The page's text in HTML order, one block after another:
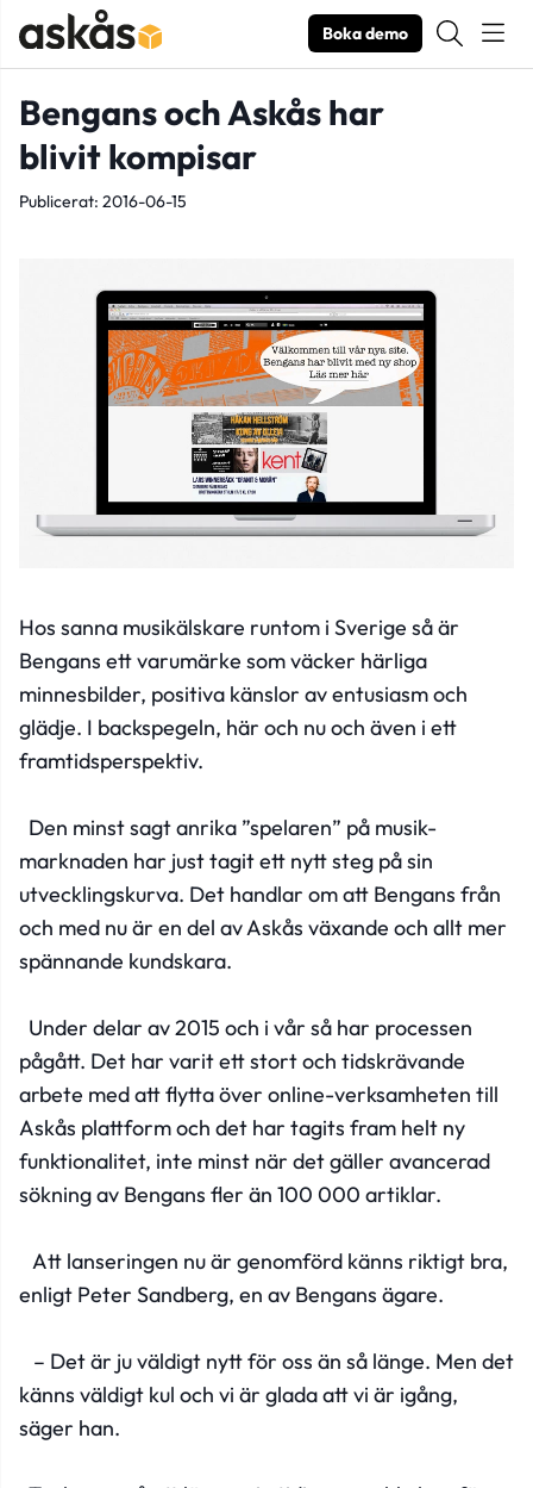
Boka demo
Bengans och Askås har
blivit kompisar
Publicerat: 2016-06-15
Hos sanna musikälskare runtom i Sverige så är
Bengans ett varumärke som väcker härliga
minnesbilder, positiva känslor av entusiasm och
glädje. I backspegeln, här och nu och även i ett
framtidsperspektiv.
Den minst sagt anrika ”spelaren” på musik-
marknaden har just tagit ett nytt steg på sin
utvecklingskurva. Det handlar om att Bengans från
och med nu är en del av Askås växande och allt mer
spännande kundskara.
Under delar av 2015 och i vår så har processen
pågått. Det har varit ett stort och tidskrävande
arbete med att flytta över online-verksamheten till
Askås plattform och det har tagits fram helt ny
funktionalitet, inte minst när det gäller avancerad
sökning av Bengans fler än 100 000 artiklar.
Att lanseringen nu är genomförd känns riktigt bra,
enligt Peter Sandberg, en av Bengans ägare.
– Det är ju väldigt nytt för oss än så länge. Men det
känns väldigt kul och vi är glada att vi är igång,
säger han.